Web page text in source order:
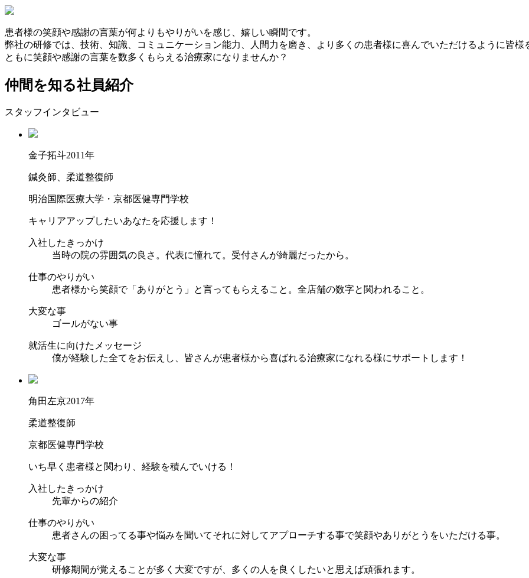
患者様の笑顔や感謝の言葉が何よりもやりがいを感じ、嬉しい瞬間です。
弊社の研修では、技術、知識、コミュニケーション能力、人間力を磨き、より多くの患者様に喜んでいただけるように皆様
ともに笑顔や感謝の言葉を数多くもらえる治療家になりませんか？
仲間を知る社員紹介
スタッフインタビュー
金子拓斗2011年
鍼灸師、柔道整復師
明治国際医療大学・京都医健専門学校
キャリアアップしたいあなたを応援します！
入社したきっかけ
当時の院の雰囲気の良さ。代表に憧れて。受付さんが綺麗だったから。
仕事のやりがい
患者様から笑顔で「ありがとう」と言ってもらえること。全店舗の数字と関われること。
大変な事
ゴールがない事
就活生に向けたメッセージ
僕が経験した全てをお伝えし、皆さんが患者様から喜ばれる治療家になれる様にサポートします！
角田左京2017年
柔道整復師
京都医健専門学校
いち早く患者様と関わり、経験を積んでいける！
入社したきっかけ
先輩からの紹介
仕事のやりがい
患者さんの困ってる事や悩みを聞いてそれに対してアプローチする事で笑顔やありがとうをいただける事。
大変な事
研修期間が覚えることが多く大変ですが、多くの人を良くしたいと思えば頑張れます。